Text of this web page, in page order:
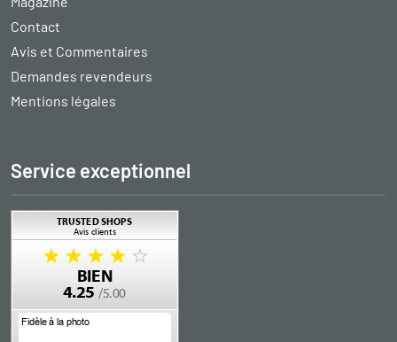
Contact
Avis et Commentaires
Demandes revendeurs
Mentions légales
Service exceptionnel